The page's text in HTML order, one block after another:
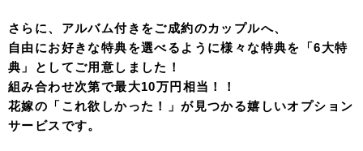
さらに、アルバム付きをご成約のカップルへ、
自由にお好きな特典を選べるように様々な特典を「6大特
典」としてご用意しました！
組み合わせ次第で最大10万円相当！！
花嫁の「これ欲しかった！」が見つかる嬉しいオプション
サービスです。